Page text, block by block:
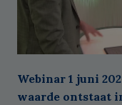
Webinar 1 juni
waarde ontstaat